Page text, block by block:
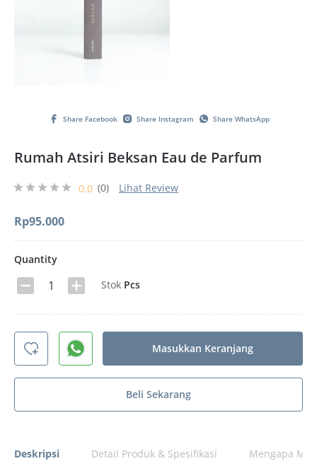
Share Facebook Share Instagram Share WhatsApp
Rumah Atsiri Beksan Eau de Parfum
0.0 (0) Lihat Review
Rp95.000
Quantity
Stok Pcs
Masukkan Keranjang
Beli Sekarang
Deskripsi Detail Produk & Spesifikasi Mengapa